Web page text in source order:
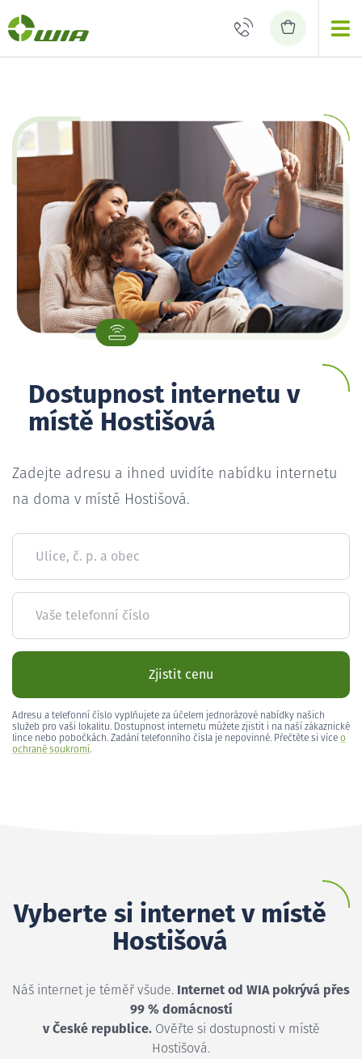
Dostupnost internetu v
místě Hostišová
Zadejte adresu a ihned uvidíte nabídku internetu
na doma v místě Hostišová.
Ulice, č. p. a obec
Vaše telefonní číslo
Zjistit cenu
Adresu a telefonní číslo vyplňujete za účelem jednorázové nabídky našich
služeb pro vaši lokalitu. Dostupnost internetu můžete zjistit i na naší zákaznické
lince nebo pobočkách. Zadání telefonního čísla je nepovinné. Přečtěte si více o
ochraně soukromí.
Vyberte si internet v místě
Hostišová
Náš internet je téměř všude. Internet od WIA pokrývá přes
99 % domácností
v České republice.Ověřte si dostupnosti v místě
Hostišová.